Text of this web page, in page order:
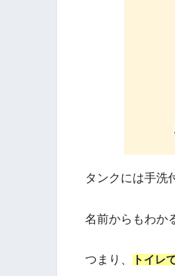
タンクには手洗
名前からもわか
つまり、 トイレ